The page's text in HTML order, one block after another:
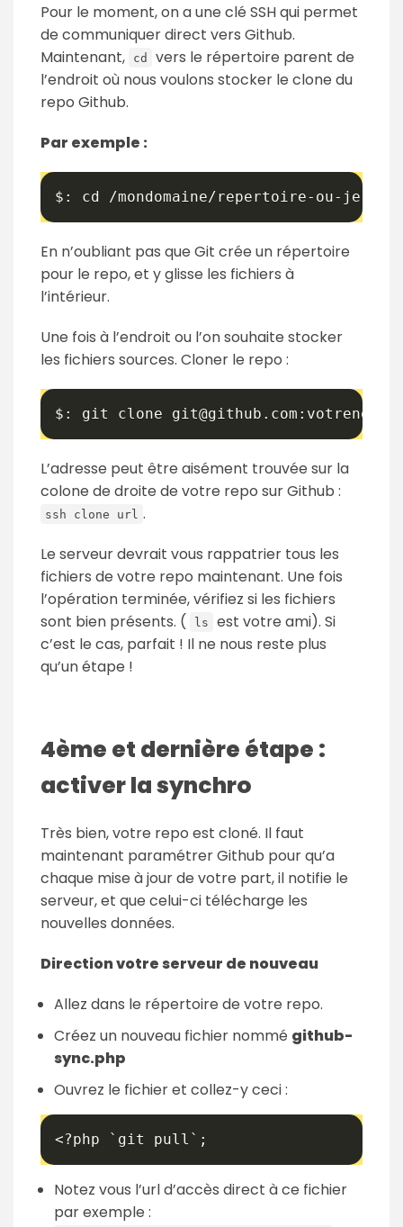
Pour le moment, on a une clé SSH qui permet
de communiquer direct vers Github.
Maintenant,
cd
vers le répertoire parent de
l’endroit où nous voulons stocker le clone du
repo Github.
Par exemple :
$: cd /mondomaine/repertoire-ou-je-
En n’oubliant pas que Git crée un répertoire
pour le repo, et y glisse les fichiers à
l’intérieur.
Une fois à l’endroit ou l’on souhaite stocker
les fichiers sources. Cloner le repo :
$: git clone git@github.com:votrenom/
L’adresse peut être aisément trouvée sur la
colone de droite de votre repo sur Github :
ssh clone url .
Le serveur devrait vous rappatrier tous les
fichiers de votre repo maintenant. Une fois
l’opération terminée, vérifiez si les fichiers
sont bien présents. (
ls
est votre ami). Si
c’est le cas, parfait ! Il ne nous reste plus
qu’un étape !
4ème et dernière étape :
activer la synchro
Très bien, votre repo est cloné. Il faut
maintenant paramétrer Github pour qu’a
chaque mise à jour de votre part, il notifie le
serveur, et que celui-ci télécharge les
nouvelles données.
Direction votre serveur de nouveau
Allez dans le répertoire de votre repo.
Créez un nouveau fichier nommé github-
sync.php
Ouvrez le fichier et collez-y ceci :
<?php `git pull`;
Notez vous l’url d’accès direct à ce fichier
par exemple :